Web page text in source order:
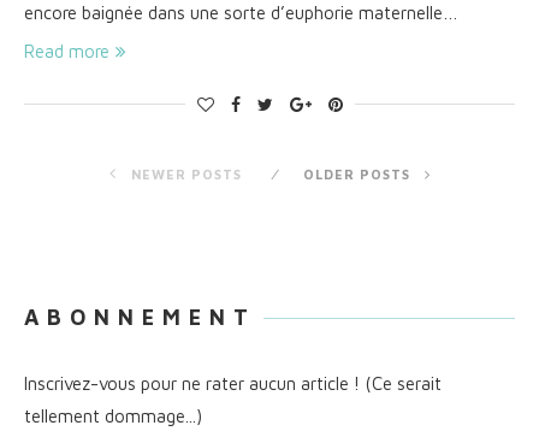
encore baignée dans une sorte d’euphorie maternelle…
Read more
NEWER POSTS OLDER POSTS
A B O N N E M E N T
Inscrivez-vous pour ne rater aucun article ! (Ce serait
tellement dommage...)